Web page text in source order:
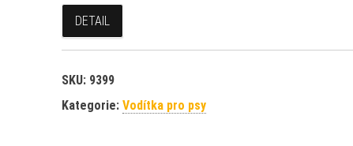
DETAIL
SKU: 9399
Kategorie: Vodítka pro psy